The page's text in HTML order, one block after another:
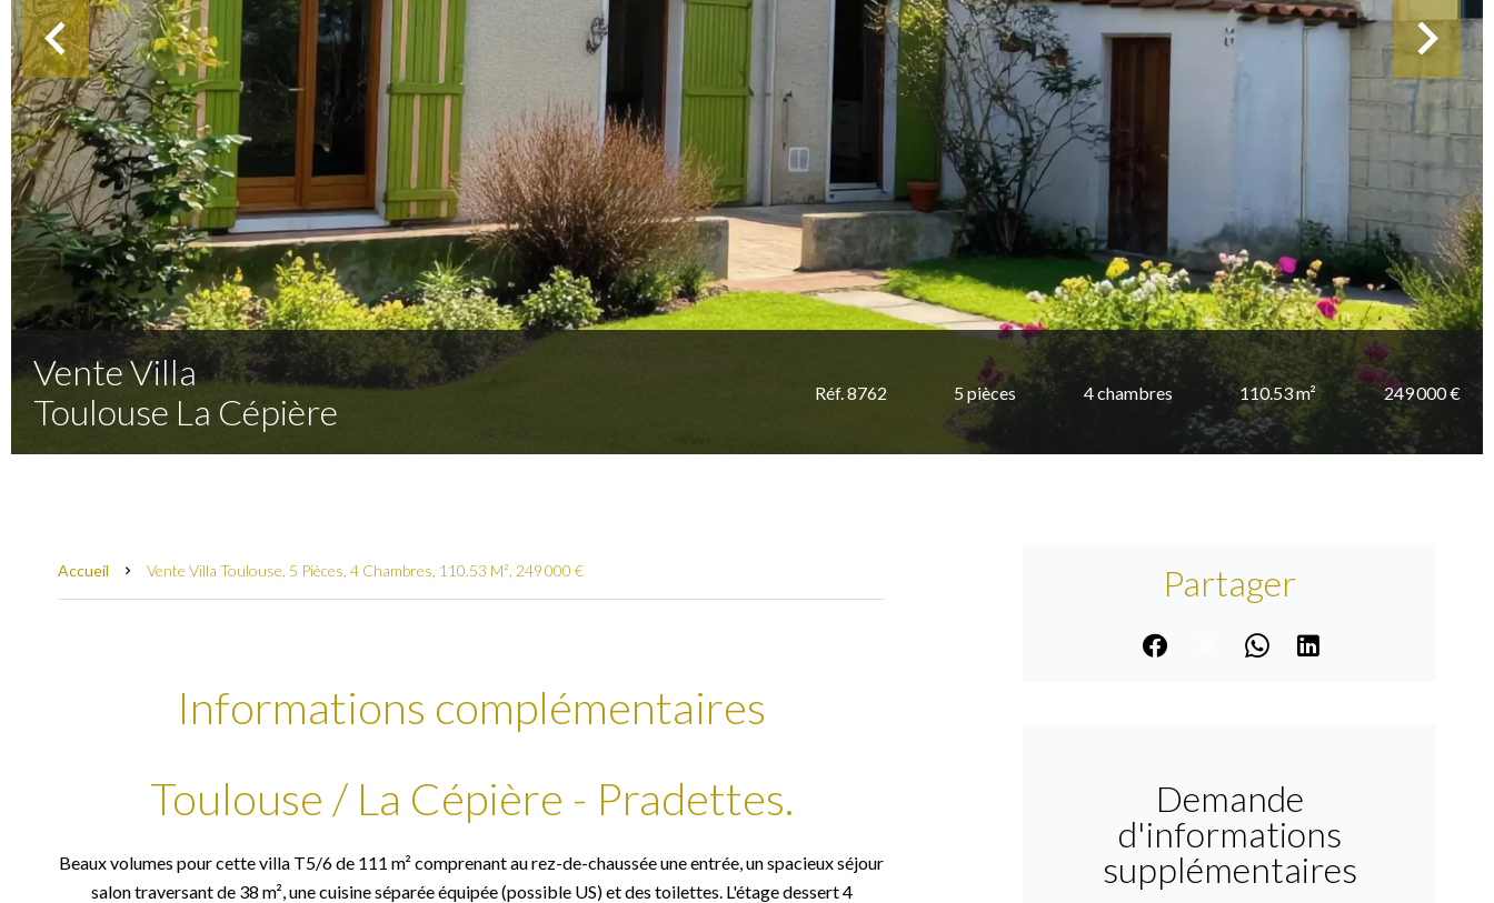
Vente Villa
Toulouse La Cépière
Réf. 8762 5 pièces 4 chambres 110.53 m² 249 000 €
Accueil Vente Villa Toulouse, 5 Pièces, 4 Chambres, 110.53 M², 249 000 €
Informations complémentaires
Toulouse / La Cépière - Pradettes.
Beaux volumes pour cette villa T5/6 de 111 m² comprenant au rez-de-chaussée une entrée, un spacieux séjour
salon traversant de 38 m², une cuisine séparée équipée (possible US) et des toilettes. L'étage dessert 4
Partager
Demande
d'informations
supplémentaires